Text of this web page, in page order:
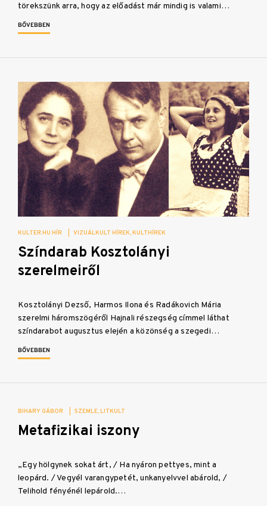
törekszünk arra, hogy az előadást már mindig is valami…
BŐVEBBEN
KULTER.HU HÍR VIZUÁLKULT HÍREK KULTHÍREK
Színdarab Kosztolányi
szerelmeiről
Kosztolányi Dezső, Harmos Ilona és Radákovich Mária
szerelmi háromszögéről Hajnali részegség címmel láthat
színdarabot augusztus elején a közönség a szegedi…
BŐVEBBEN
BIHARY GÁBOR SZEMLE LITKULT
Metafizikai iszony
„Egy hölgynek sokat árt, / Ha nyáron pettyes, mint a
leopárd. / Vegyél varangypetét, unkanyelvvel abárold, /
Telihold fényénél lepárold.…